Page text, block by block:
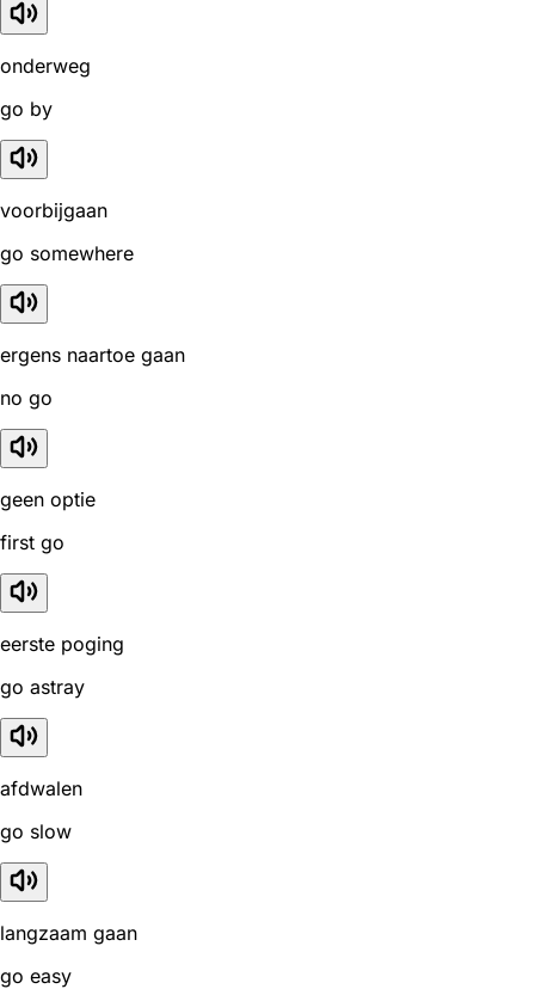
onderweg
go by
voorbijgaan
go somewhere
ergens naartoe gaan
no go
geen optie
first go
eerste poging
go astray
afdwalen
go slow
langzaam gaan
go easy